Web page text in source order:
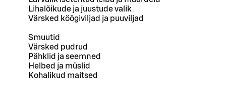
Lihalõikude ja juustude valik
Värsked köögiviljad ja puuviljad
Smuutid
Värsked pudrud
Pähklid ja seemned
Helbed ja müslid
Kohalikud maitsed